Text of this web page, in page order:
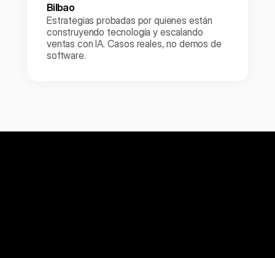
Bilbao
Estrategias probadas por quienes están
construyendo tecnología y escalando
ventas con IA. Casos reales, no demos de
software.